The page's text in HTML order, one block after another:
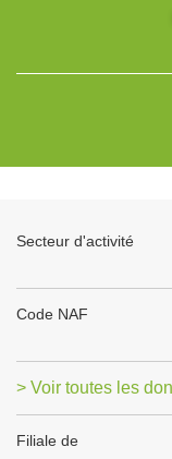
Secteur d'activité
Code NAF
> Voir toutes les
Filiale de